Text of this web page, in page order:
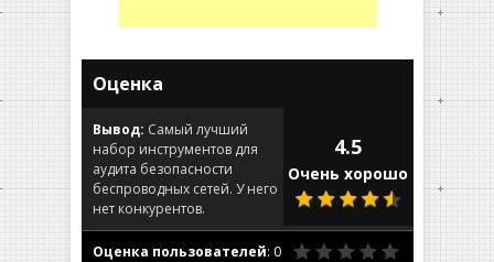
Оценка
Вывод: Самый лучший
набор инструментов для
аудита безопасности
беспроводных сетей. У него
нет конкурентов.
4.5
Очень хорошо
Оценка пользователей: 0